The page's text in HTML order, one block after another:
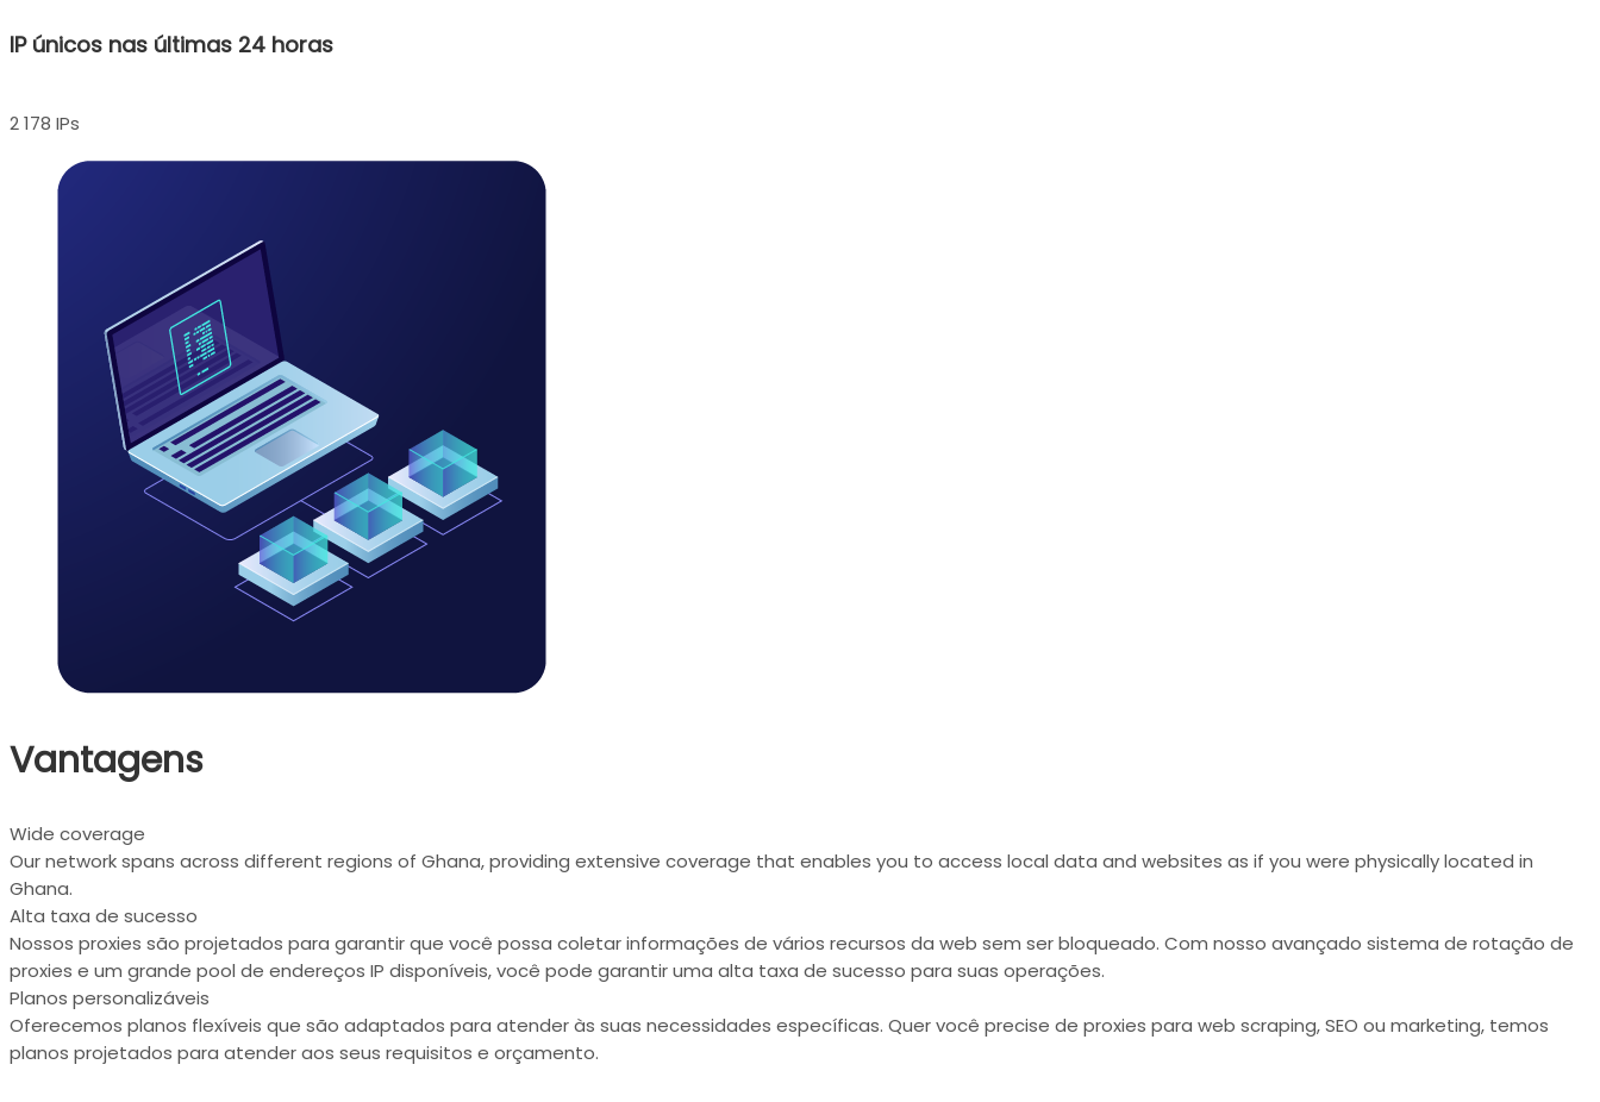
IP únicos nas últimas 24 horas
2 178 IPs
Vantagens
Wide coverage
Our network spans across different regions of Ghana, providing extensive coverage that enables you to access local data and websites as if you were physically located in
Ghana.
Alta taxa de sucesso
Nossos proxies são projetados para garantir que você possa coletar informações de vários recursos da web sem ser bloqueado. Com nosso avançado sistema de rotação de
proxies e um grande pool de endereços IP disponíveis, você pode garantir uma alta taxa de sucesso para suas operações.
Planos personalizáveis
Oferecemos planos flexíveis que são adaptados para atender às suas necessidades específicas. Quer você precise de proxies para web scraping, SEO ou marketing, temos
planos projetados para atender aos seus requisitos e orçamento.